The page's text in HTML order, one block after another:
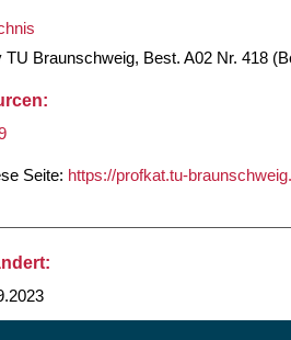
Braunschweig, Best. A02 Nr. 418
Seite: https://profkat.tu-